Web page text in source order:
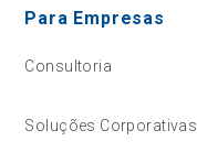
Para Empresas
Consultoria
Soluções Corporativas